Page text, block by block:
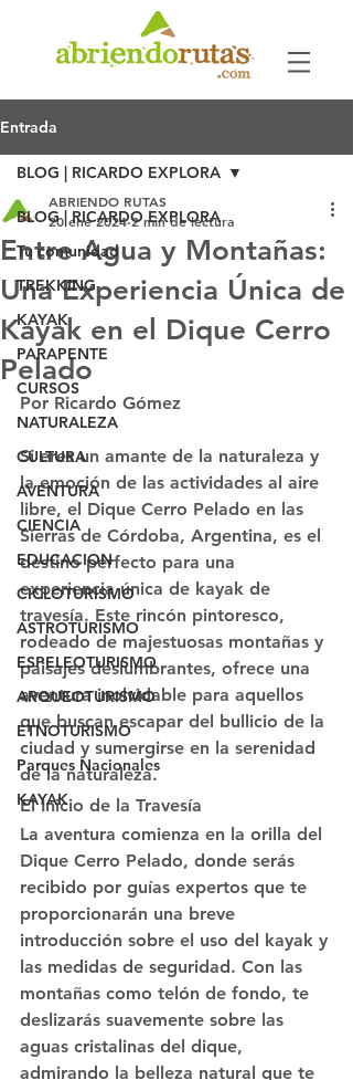
Entrada
BLOG | RICARDO EXPLORA
Tu comunidad
TREKKING
KAYAK
PARAPENTE
CURSOS
NATURALEZA
CULTURA
AVENTURA
CIENCIA
EDUCACION
CICLOTURISMO
ASTROTURISMO
ESPELEOTURISMO
ARQUEOTURISMO
ETNOTURISMO
Parques Nacionales
KAYAK
BLOG | RICARDO EXPLORA
Entre Agua y Montañas:
Una Experiencia Única de
Kayak en el Dique Cerro
Pelado
ABRIENDO RUTAS
20 ene 2024 2 min de lectura
Por Ricardo Gómez
Si eres un amante de la naturaleza y
la emoción de las actividades al aire
libre, el Dique Cerro Pelado en las
Sierras de Córdoba, Argentina, es el
destino perfecto para una
experiencia única de kayak de
travesía. Este rincón pintoresco,
rodeado de majestuosas montañas y
paisajes deslumbrantes, ofrece una
aventura inolvidable para aquellos
que buscan escapar del bullicio de la
ciudad y sumergirse en la serenidad
de la naturaleza.
El Inicio de la Travesía
La aventura comienza en la orilla del
Dique Cerro Pelado, donde serás
recibido por guías expertos que te
proporcionarán una breve
introducción sobre el uso del kayak y
las medidas de seguridad. Con las
montañas como telón de fondo, te
deslizarás suavemente sobre las
aguas cristalinas del dique,
admirando la belleza natural que te